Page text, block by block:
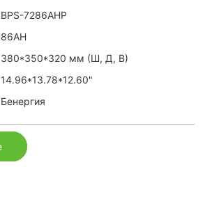
BPS-7286AHP
86AH
380*350*320 мм (Ш, Д, В)
14.96*13.78*12.60"
Бенергия